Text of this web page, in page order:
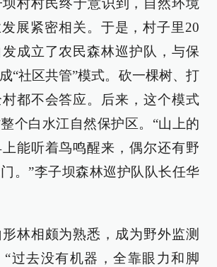
坝村村民终于意识到，自然环境
展紧密相关。于是，村子里20
成立了农民森林巡护队，与保
“社区共管”模式。砍一棵树、打
都不会答应。后来，这个模式
个白水江自然保护区。“山上的
能听着鸟鸣醒来，偶尔还有野
。”李子坝森林巡护队队长任华
林相颇为熟悉，成为野外监测
“过去没有机器，全靠眼力和脚